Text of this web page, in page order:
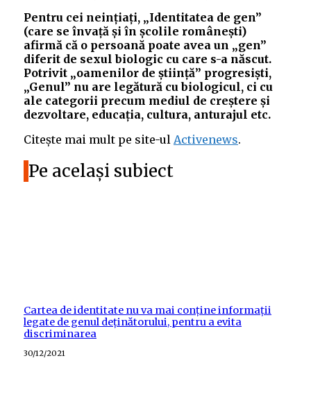
Pentru cei neințiați, „Identitatea de gen”
(care se învață și în școlile românești)
afirmă că o persoană poate avea un „gen”
diferit de sexul biologic cu care s-a născut.
Potrivit „oamenilor de știință” progresiști,
„Genul” nu are legătură cu biologicul, ci cu
ale categorii precum mediul de creștere și
dezvoltare, educația, cultura, anturajul etc.
Citește mai mult pe site-ul Activenews.
Pe același subiect
Cartea de identitate nu va mai conține informații
legate de genul deținătorului, pentru a evita
discriminarea
Posted
30/12/2021